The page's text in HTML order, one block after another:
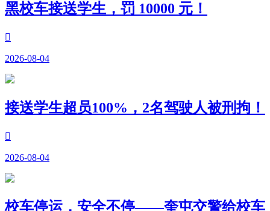
黑校车接送学生，罚 10000 元！

2026-08-04
接送学生超员100%，2名驾驶人被刑拘！

2026-08-04
校车停运，安全不停——奎屯交警给校车